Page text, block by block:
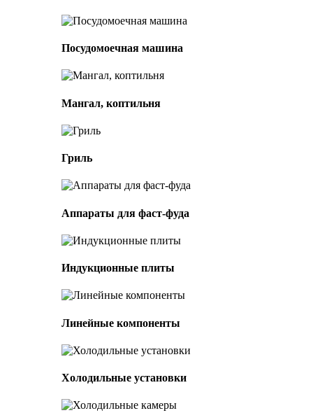
Посудомоечная машина
Мангал, коптильня
Гриль
Аппараты для фаст-фуда
Индукционные плиты
Линейные компоненты
Холодильные установки